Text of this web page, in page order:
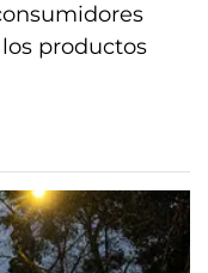
productos